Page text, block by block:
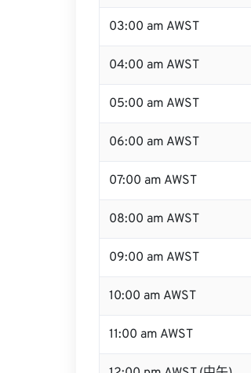
03:00 am AWST
04:00 am AWST
05:00 am AWST
06:00 am AWST
07:00 am AWST
08:00 am AWST
09:00 am AWST
10:00 am AWST
11:00 am AWST